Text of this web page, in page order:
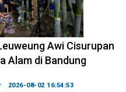
Awi Cisurupan
Alam di Bandung
2026-08-02 16:54:53